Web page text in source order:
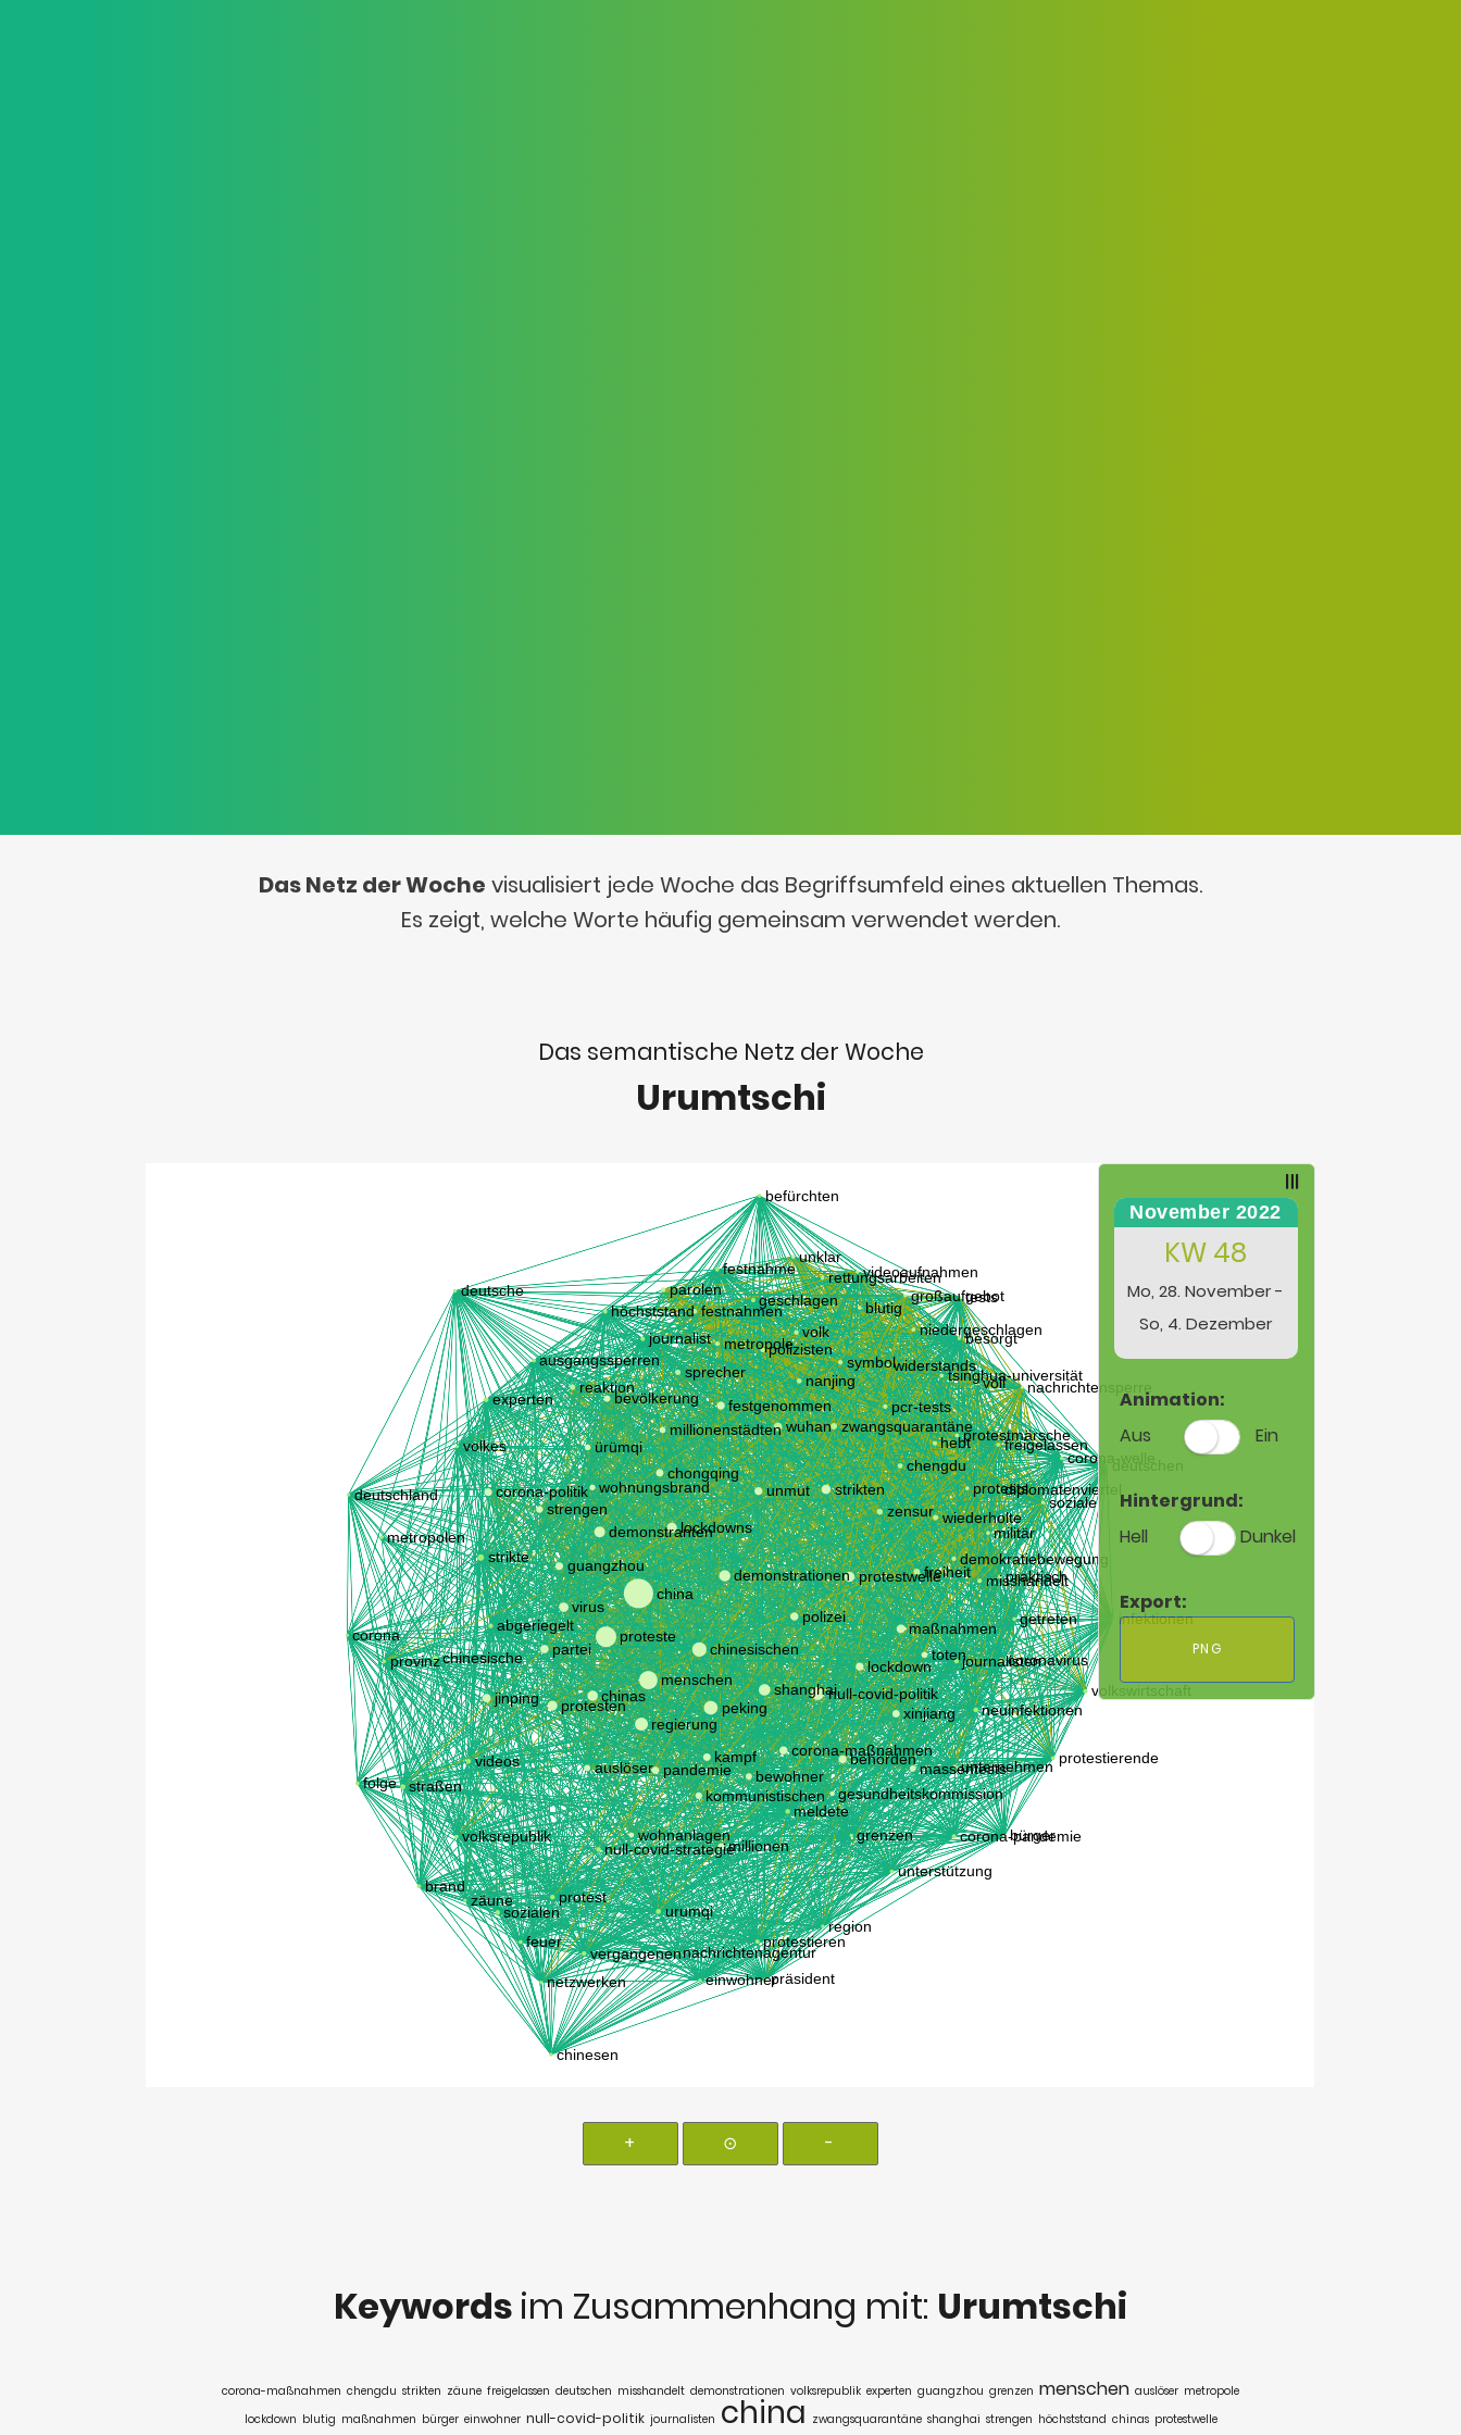
Das Netz der Woche visualisiert jede Woche das Begriffsumfeld eines aktuellen Themas.
Es zeigt, welche Worte häufig gemeinsam verwendet werden.
Das semantische Netz der Woche
Urumtschi
+ ⊙ -
November 2022
KW 48
Mo, 28. November -
So, 4. Dezember
Animation:
Aus
Ein
Hintergrund:
Hell
Dunkel
Export:
PNG
Keywords im Zusammenhang mit: Urumtschi
corona-maßnahmen chengdu strikten zäune freigelassen deutschen misshandelt demonstrationen volksrepublik experten guangzhou grenzen menschen auslöser metropole
lockdown blutig maßnahmen bürger einwohner null-covid-politik journalisten china zwangsquarantäne shanghai strengen höchststand chinas protestwelle